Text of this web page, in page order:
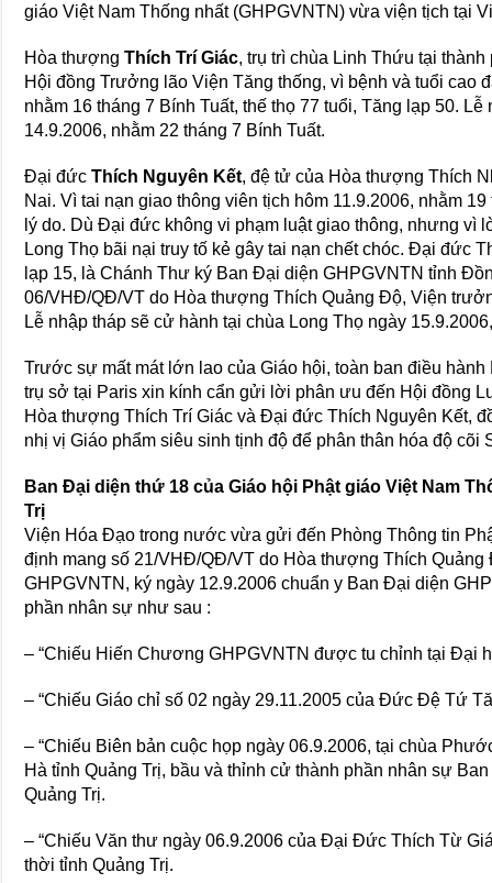
giáo Việt Nam Thống nhất (GHPGVNTN) vừa viện tịch tại
Hòa thượngThích Trí Giác, trụ trì chùa Linh Thứu tại
Hội đồng Trưởng lão Viện Tăng thống, vì bệnh và tuổi cao
nhằm 16 tháng 7 Bính Tuất, thế thọ 77 tuổi, Tăng lạp 50.
14.9.2006, nhằm 22 tháng 7 Bính Tuất.
Đại đứcThích Nguyên Kết, đệ tử của Hòa thượng Thích
Nai. Vì tai nạn giao thông viên tịch hôm 11.9.2006, nhằm
lý do. Dù Đại đức không vi phạm luật giao thông, nhưng vì
Long Thọ bãi nại truy tố kẻ gây tai nạn chết chóc. Đại đức
lạp 15, là Chánh Thư ký Ban Đại diện GHPGVNTN tỉnh
06/VHĐ/QĐ/VT do Hòa thượng Thích Quảng Độ, Viện
Lễ nhập tháp sẽ cử hành tại chùa Long Thọ ngày
Trước sự mất mát lớn lao của Giáo hội, toàn ban điều
trụ sở tại Paris xin kính cẩn gửi lời phân ưu đến Hội đồng
Hòa thượng Thích Trí Giác và Đại đức Thích Nguyên Kết,
nhị vị Giáo phẩm siêu sinh tịnh độ để phân thân hóa độ cõi
Ban Đại diện thứ 18 của Giáo hội Phật giáo Việt Nam
Trị
Viện Hóa Ðạo trong nước vừa gửi đến Phòng Thông tin
định mang số 21/VHÐ/QÐ/VT do Hòa thượng Thích
GHPGVNTN, ký ngày 12.9.2006 chuẩn y Ban Ðại diện
phần nhân sự như sau :
– “Chiếu Hiến Chương GHPGVNTN được tu chỉnh tại Ðại
– “Chiếu Giáo chỉ số 02 ngày 29.11.2005 của Đức Đệ Tứ
– “Chiếu Biên bản cuộc họp ngày 06.9.2006, tại chùa
Hà tỉnh Quảng Trị, bầu và thỉnh cử thành phần nhân sự
Quảng Trị.
– “Chiếu Văn thư ngày 06.9.2006 của Đại Đức Thích Từ
thời tỉnh Quảng Trị.